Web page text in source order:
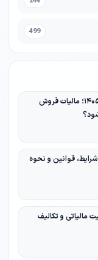
499
مالیات نقل و انتقال ملک تجاری در ۱۴۰۵؛ مالیات فروش
مالیاتی دانش‌ بنیان ۱۴۰۵ ؛ شرایط، قوانین و نحوه
مالیاتی و تکالیف